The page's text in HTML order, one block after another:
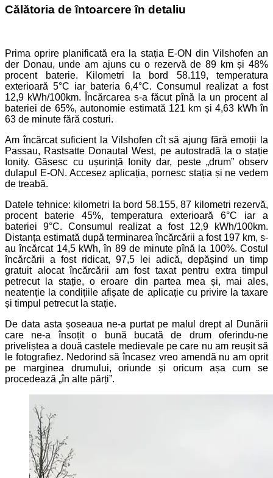
Călătoria de întoarcere în detaliu
Prima oprire planificată era la stația E-ON din Vilshofen an
der Donau, unde am ajuns cu o rezervă de 89 km și 48%
procent baterie. Kilometri la bord 58.119, temperatura
exterioară 5°C iar bateria 6,4°C. Consumul realizat a fost
12,9 kWh/100km. Încărcarea s-a făcut pînă la un procent al
bateriei de 65%, autonomie estimată 121 km și 4,63 kWh în
63 de minute fără costuri.
Am încărcat suficient la Vilshofen cît să ajung fără emoții la
Passau, Rastsatte Donautal West, pe autostradă la o stație
Ionity. Găsesc cu ușurință Ionity dar, peste „drum” observ
dulapul E-ON. Accesez aplicația, pornesc stația și ne vedem
de treabă.
Datele tehnice: kilometri la bord 58.155, 87 kilometri rezervă,
procent baterie 45%, temperatura exterioară 6°C iar a
bateriei 9°C. Consumul realizat a fost 12,9 kWh/100km.
Distanța estimată după terminarea încărcării a fost 197 km, s-
au încărcat 14,5 kWh, în 89 de minute pînă la 100%. Costul
încărcării a fost ridicat, 97,5 lei adică, depășind un timp
gratuit alocat încărcării am fost taxat pentru extra timpul
petrecut la stație, o eroare din partea mea și, mai ales,
neatenție la condițiile afișate de aplicație cu privire la taxare
și timpul petrecut la stație.
De data asta șoseaua ne-a purtat pe malul drept al Dunării
care ne-a însoțit o bună bucată de drum oferindu-ne
priveliștea a două castele medievale pe care nu am reușit să
le fotografiez. Nedorind să încasez vreo amendă nu am oprit
pe marginea drumului, oriunde și oricum așa cum se
procedează „în alte părți”.